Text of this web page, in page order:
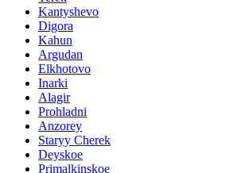
Kantyshevo
Digora
Kahun
Argudan
Elkhotovo
Inarki
Alagir
Prohladni
Anzorey
Staryy Cherek
Deyskoe
Primalkinskoe